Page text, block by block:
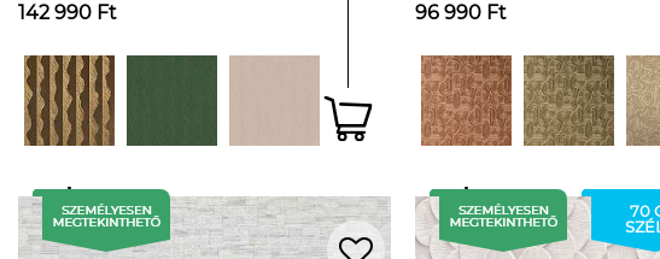
142 990 Ft
színben
96 990 Ft
70